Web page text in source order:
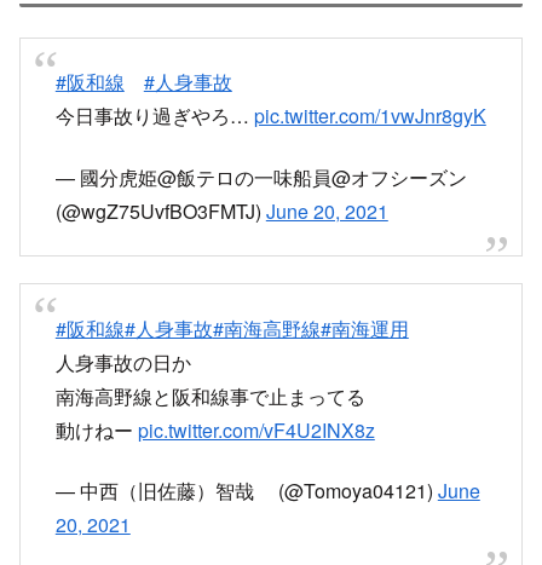
#阪和線
#人身事故
今日事故り過ぎやろ… pic.twitter.com/1vwJnr8gyK
— 國分虎姫@飯テロの一味船員@オフシーズン
(@wgZ75UvfBO3FMTJ) June 20, 2021
#阪和線#人身事故#南海高野線#南海運用
人身事故の日か
南海高野線と阪和線事で止まってる
動けねー pic.twitter.com/vF4U2INX8z
— 中西（旧佐藤）智哉 (@Tomoya04121) June
20, 2021